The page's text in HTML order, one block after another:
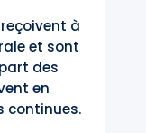
à
et sont
des
en
continues.